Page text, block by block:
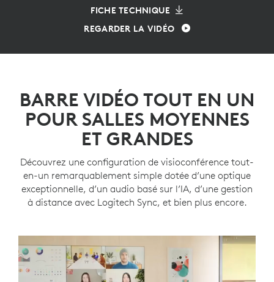
FICHE TECHNIQUE
REGARDER LA VIDÉO
BARRE VIDÉO TOUT EN UN
POUR SALLES MOYENNES
ET GRANDES
Découvrez une configuration de visioconférence tout-
en-un remarquablement simple dotée d’une optique
exceptionnelle, d’un audio basé sur l’IA, d’une gestion
à distance avec Logitech Sync, et bien plus encore.